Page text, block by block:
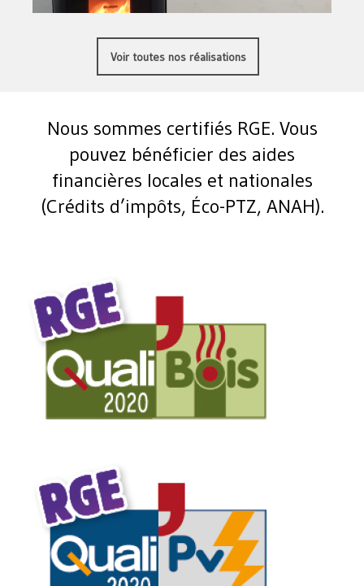
Voir toutes nos réalisations
Nous sommes certifiés RGE. Vous
pouvez bénéficier des aides
financières locales et nationales
(Crédits d’impôts, Éco-PTZ, ANAH).